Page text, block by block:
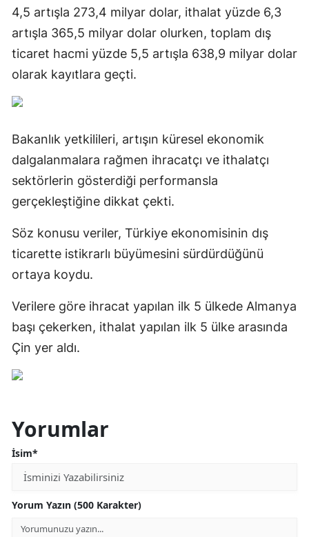
4,5 artışla 273,4 milyar dolar, ithalat yüzde 6,3
artışla 365,5 milyar dolar olurken, toplam dış
ticaret hacmi yüzde 5,5 artışla 638,9 milyar dolar
olarak kayıtlara geçti.
Bakanlık yetkilileri, artışın küresel ekonomik
dalgalanmalara rağmen ihracatçı ve ithalatçı
sektörlerin gösterdiği performansla
gerçekleştiğine dikkat çekti.
Söz konusu veriler, Türkiye ekonomisinin dış
ticarette istikrarlı büyümesini sürdürdüğünü
ortaya koydu.
Verilere göre ihracat yapılan ilk 5 ülkede Almanya
başı çekerken, ithalat yapılan ilk 5 ülke arasında
Çin yer aldı.
Yorumlar
İsim*
Yorum Yazın (500 Karakter)